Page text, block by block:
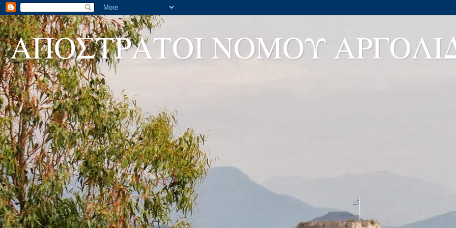
ΑΠΟΣΤΡΑΤΟΙ ΝΟΜΟΥ